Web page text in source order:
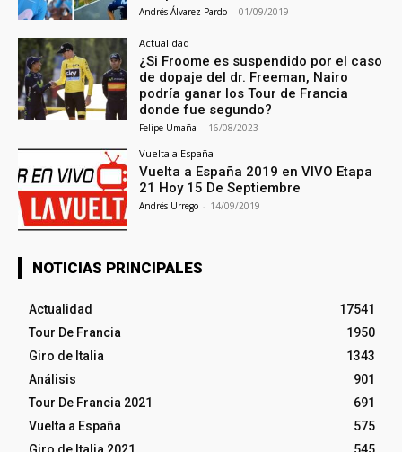
Andrés Álvarez Pardo - 01/09/2019
Actualidad
¿Si Froome es suspendido por el caso
de dopaje del dr. Freeman, Nairo
podría ganar los Tour de Francia
donde fue segundo?
Felipe Umaña - 16/08/2023
Vuelta a España
Vuelta a España 2019 en VIVO Etapa
21 Hoy 15 De Septiembre
Andrés Urrego - 14/09/2019
NOTICIAS PRINCIPALES
Actualidad
17541
Tour De Francia
1950
Giro de Italia
1343
Análisis
901
Tour De Francia 2021
691
Vuelta a España
575